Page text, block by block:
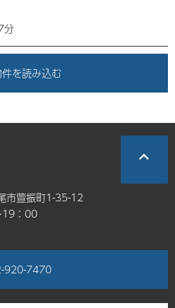
分
を読み込む
市萱振町1-35-12
：00
920-7470